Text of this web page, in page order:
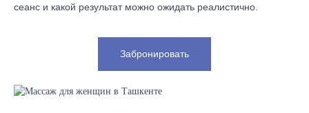
сеанс и какой результат можно ожидать реалистично.
Забронировать